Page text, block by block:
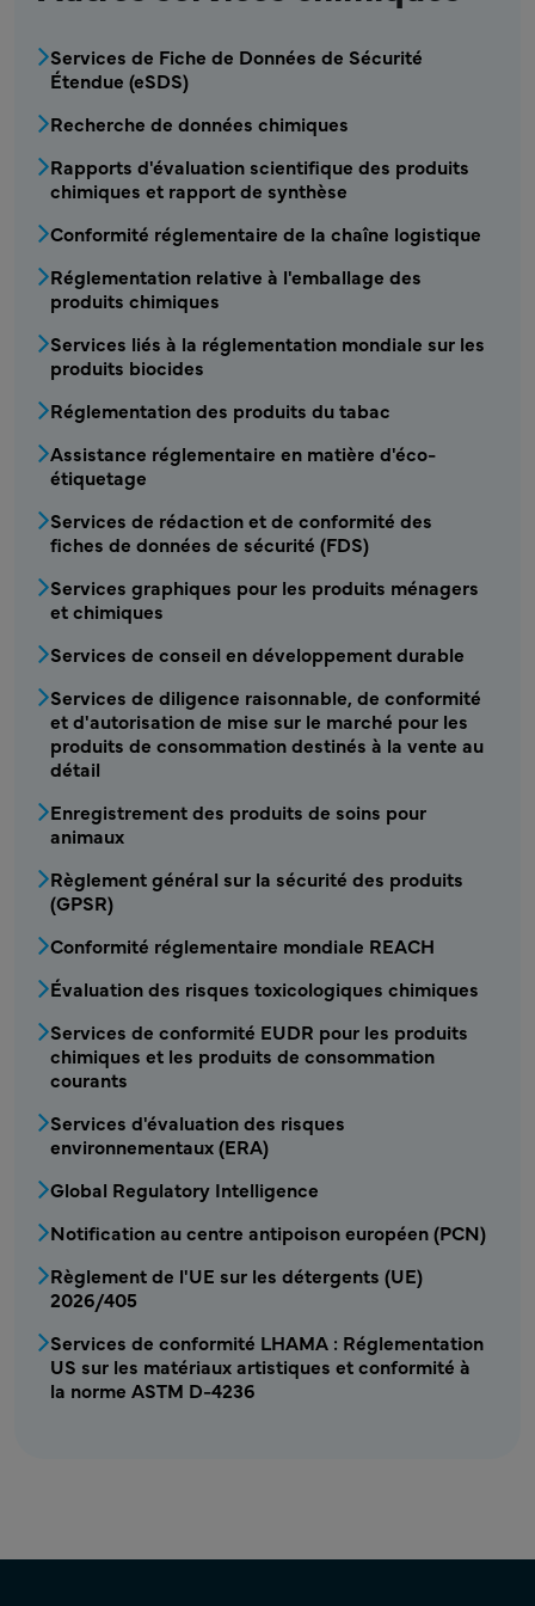
CSRA - Service produits chimiques1 Menu
Services de Fiche de Données de Sécurité
Étendue (eSDS)
Recherche de données chimiques
Rapports d'évaluation scientifique des produits
chimiques et rapport de synthèse
Conformité réglementaire de la chaîne logistique
Réglementation relative à l'emballage des
produits chimiques
Services liés à la réglementation mondiale sur les
produits biocides
Réglementation des produits du tabac
Assistance réglementaire en matière d'éco-
étiquetage
Services de rédaction et de conformité des
fiches de données de sécurité (FDS)
Services graphiques pour les produits ménagers
et chimiques
Services de conseil en développement durable
CSRA - Service produits chimiques2 Menu
Services de diligence raisonnable, de conformité
et d'autorisation de mise sur le marché pour les
produits de consommation destinés à la vente au
détail
Enregistrement des produits de soins pour
animaux
Règlement général sur la sécurité des produits
(GPSR)
Conformité réglementaire mondiale REACH
Évaluation des risques toxicologiques chimiques
Services de conformité EUDR pour les produits
chimiques et les produits de consommation
courants
Services d'évaluation des risques
environnementaux (ERA)
Global Regulatory Intelligence
Notification au centre antipoison européen (PCN)
Règlement de l'UE sur les détergents (UE)
2026/405
Services de conformité LHAMA : Réglementation
US sur les matériaux artistiques et conformité à
la norme ASTM D-4236